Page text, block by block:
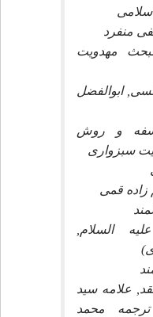
مهدويت
ابوالفضل
و روش
سبزوارى
زاده قمى
السلام,
علامه سيد
محمد